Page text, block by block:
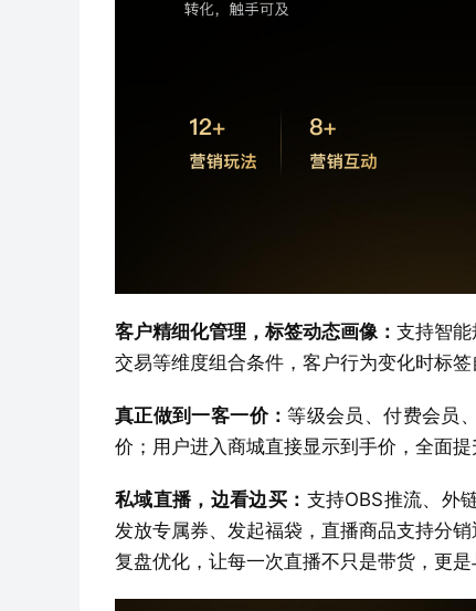
客户精细化管理，标签动态画像： 支持智能
交易等维度组合条件，客户行为变化时标签
真正做到一客一价：等级会员、付费会员
价；用户进入商城直接显示到手价，全面
私域直播，边看边买： 支持OBS推流、外
发放专属券、发起福袋，直播商品支持分
复盘优化，让每一次直播不只是带货，更是